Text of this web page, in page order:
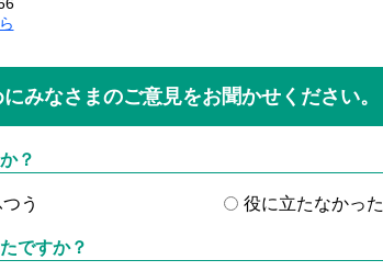
みなさまのご意見をお聞かせください。
？
う 役に立たなかった
ですか？